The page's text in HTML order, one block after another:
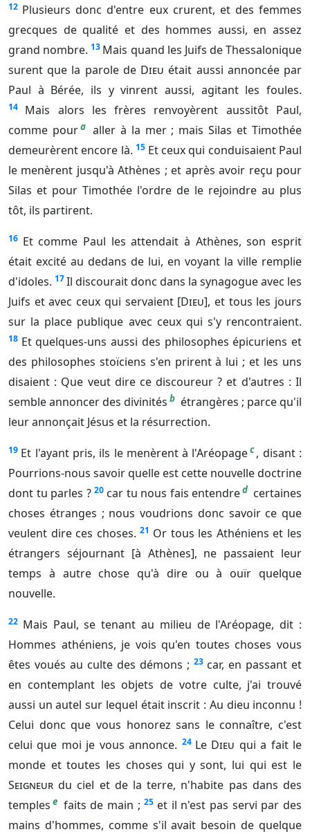
12 Plusieurs donc d'entre eux crurent, et des femmes
grecques de qualité et des hommes aussi, en assez
grand nombre. 13 Mais quand les Juifs de Thessalonique
surent que la parole de Dieu était aussi annoncée par
Paul à Bérée, ils y vinrent aussi, agitant les foules.
14
Mais alors les frères renvoyèrent aussitôt Paul,
comme poura aller à la mer ; mais Silas et Timothée
demeurèrent encore là. 15 Et ceux qui conduisaient Paul
le menèrent jusqu'à Athènes ; et après avoir reçu pour
Silas et pour Timothée l'ordre de le rejoindre au plus
tôt, ils partirent.
16 Et comme Paul les attendait à Athènes, son esprit
était excité au dedans de lui, en voyant la ville remplie
d'idoles. 17Il discourait donc dans la synagogue avec les
Juifs et avec ceux qui servaient [Dieu], et tous les jours
sur la place publique avec ceux qui s'y rencontraient.
18 Et quelques-uns aussi des philosophes épicuriens et
des philosophes stoïciens s'en prirent à lui ; et les uns
disaient : Que veut dire ce discoureur ? et d'autres : Il
semble annoncer des divinités b étrangères ; parce qu'il
leur annonçait Jésus et la résurrection.
19 Et l'ayant pris, ils le menèrent à l'Aréopagec, disant :
Pourrions-nous savoir quelle est cette nouvelle doctrine
dont tu parles ? 20 car tu nous fais entendred certaines
choses étranges ; nous voudrions donc savoir ce que
veulent dire ces choses. 21 Or tous les Athéniens et les
étrangers séjournant [à Athènes], ne passaient leur
temps à autre chose qu'à dire ou à ouïr quelque
nouvelle.
22 Mais Paul, se tenant au milieu de l'Aréopage, dit :
Hommes athéniens, je vois qu'en toutes choses vous
êtes voués au culte des démons ; 23 car, en passant et
en contemplant les objets de votre culte, j'ai trouvé
aussi un autel sur lequel était inscrit : Au dieu inconnu !
Celui donc que vous honorez sans le connaître, c'est
celui que moi je vous annonce. 24 Le Dieu qui a fait le
monde et toutes les choses qui y sont, lui qui est le
Seigneur du ciel et de la terre, n'habite pas dans des
temples e faits de main ; 25 et il n'est pas servi par des
mains d'hommes, comme s'il avait besoin de quelque